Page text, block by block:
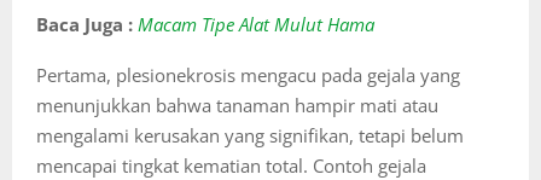
Baca Juga : Macam Tipe Alat Mulut Hama
Pertama, plesionekrosis mengacu pada gejala yang
menunjukkan bahwa tanaman hampir mati atau
mengalami kerusakan yang signifikan, tetapi belum
mencapai tingkat kematian total. Contoh gejala